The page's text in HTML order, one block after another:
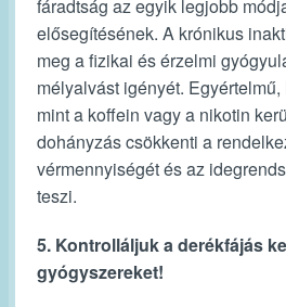
fáradtság az egyik legjobb
elősegítésének. A krónikus
meg a fizikai és érzelmi
mélyalvást igényét.
mint a koffein vagy a nikotin
dohányzás csökkenti a
vérmennyiségét és az
teszi.
5. Kontrolláljuk a derékfájás
gyógyszereket!